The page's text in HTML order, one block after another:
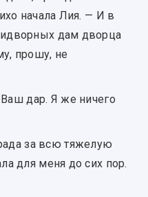
начала Лия. — И в
дам дворца
прошу, не
дар. Я же ничего
за всю тяжелую
для меня до сих пор.